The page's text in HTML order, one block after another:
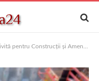
Construcții și Amenajări Interioare?